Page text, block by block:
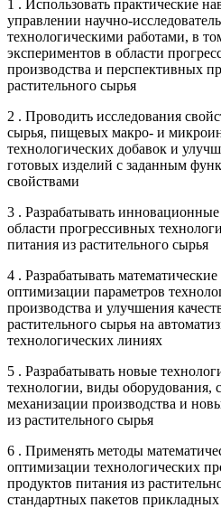
1 . Использовать практические
управлении научно-
технологическими работами, в
экспериментов в области
производства и перспективных
растительного сырья
2 . Проводить исследования
сырья, пищевых макро- и
технологических добавок и
готовых изделий с заданным
свойствами
3 . Разрабатывать
области прогрессивных
питания из растительного сырья
4 . Разрабатывать
оптимизации параметров
производства и улучшения
растительного сырья на
технологических линиях
5 . Разрабатывать новые
технологии, виды оборудования,
механизации производства и
из растительного сырья
6 . Применять методы
оптимизации технологических
продуктов питания из
стандартных пакетов